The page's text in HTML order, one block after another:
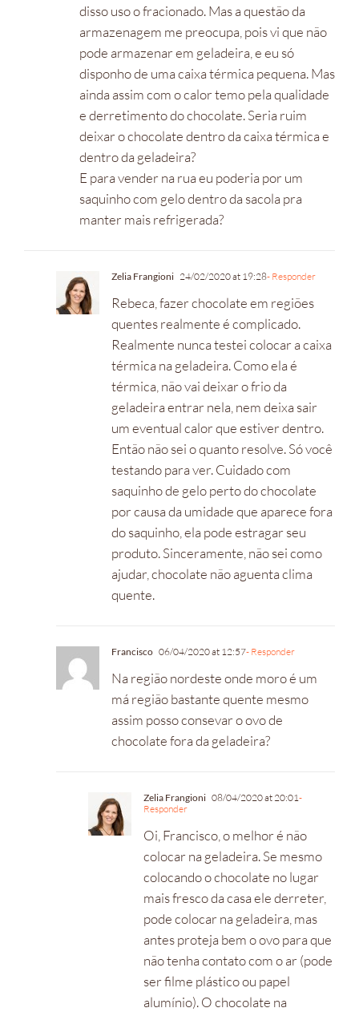
disso uso o fracionado. Mas a questão da
armazenagem me preocupa, pois vi que não
pode armazenar em geladeira, e eu só
disponho de uma caixa térmica pequena. Mas
ainda assim com o calor temo pela qualidade
e derretimento do chocolate. Seria ruim
deixar o chocolate dentro da caixa térmica e
dentro da geladeira?
E para vender na rua eu poderia por um
saquinho com gelo dentro da sacola pra
manter mais refrigerada?
Zelia Frangioni 24/02/2020 at 19:28- Responder
Rebeca, fazer chocolate em regiões
quentes realmente é complicado.
Realmente nunca testei colocar a caixa
térmica na geladeira. Como ela é
térmica, não vai deixar o frio da
geladeira entrar nela, nem deixa sair
um eventual calor que estiver dentro.
Então não sei o quanto resolve. Só você
testando para ver. Cuidado com
saquinho de gelo perto do chocolate
por causa da umidade que aparece fora
do saquinho, ela pode estragar seu
produto. Sinceramente, não sei como
ajudar, chocolate não aguenta clima
quente.
Francisco 06/04/2020 at 12:57- Responder
Na região nordeste onde moro é um
má região bastante quente mesmo
assim posso consevar o ovo de
chocolate fora da geladeira?
Zelia Frangioni 08/04/2020 at 20:01-
Responder
Oi, Francisco, o melhor é não
colocar na geladeira. Se mesmo
colocando o chocolate no lugar
mais fresco da casa ele derreter,
pode colocar na geladeira, mas
antes proteja bem o ovo para que
não tenha contato com o ar (pode
ser filme plástico ou papel
alumínio). O chocolate na